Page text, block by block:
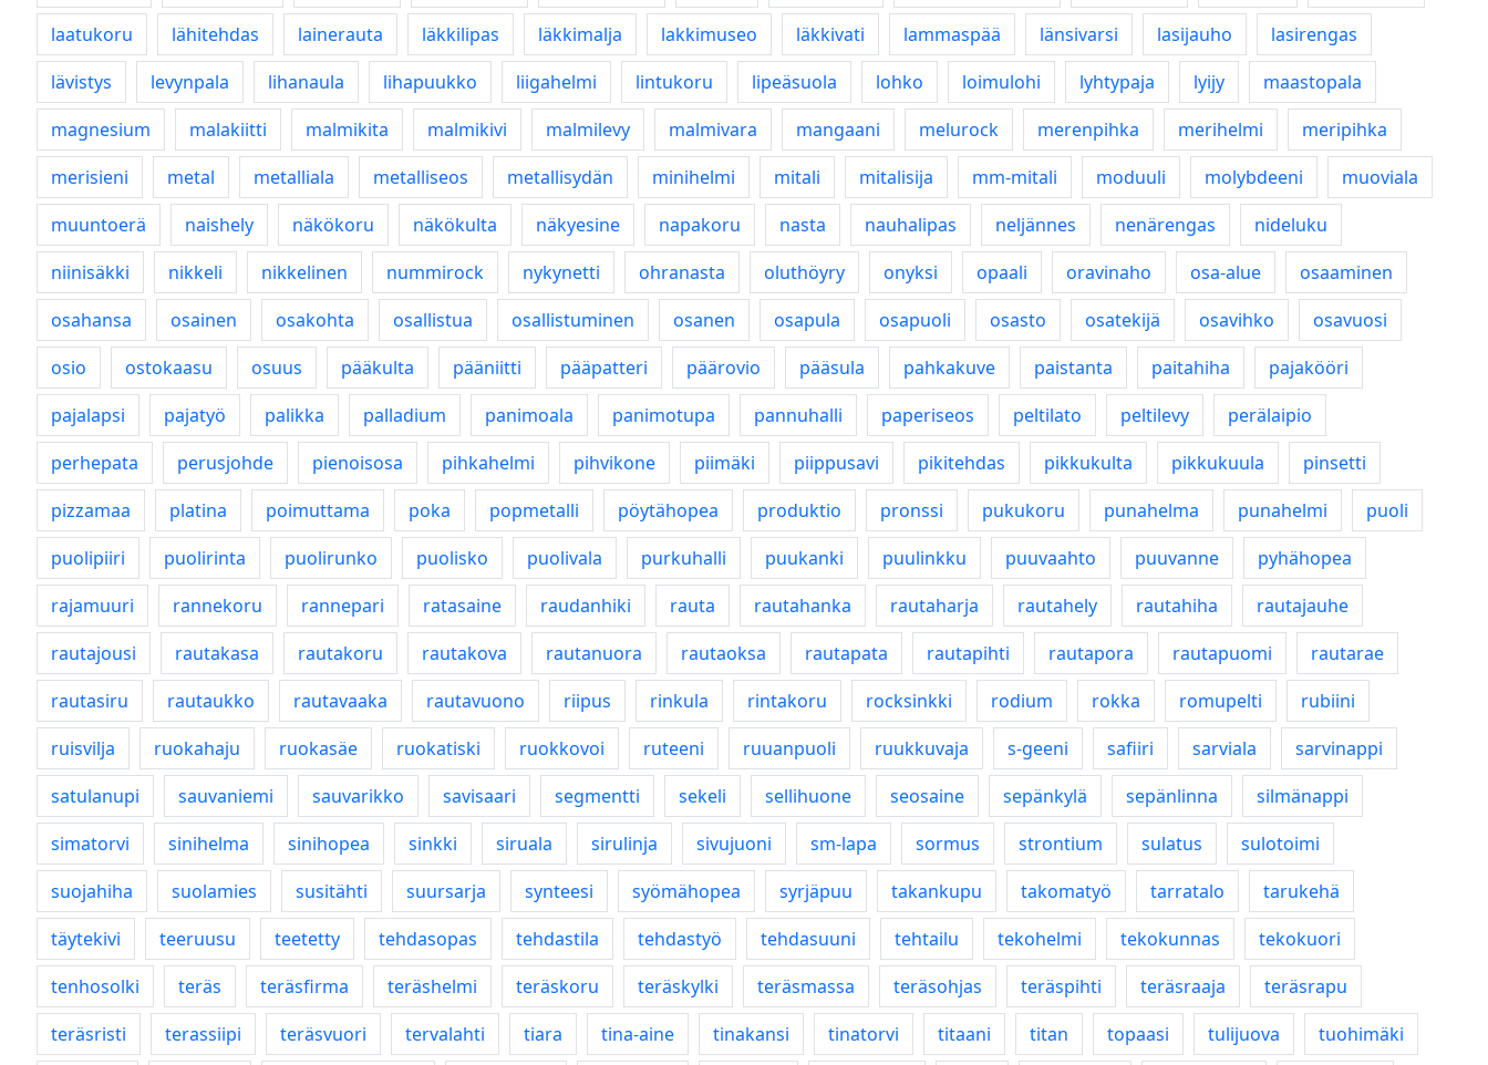
laatukoru
lähitehdas lainerauta läkkilipas läkkimalja lakkimuseo läkkivati lammaspää länsivarsi lasijauho
lasirengas
lävistys
levynpala lihanaula lihapuukko liigahelmi lintukoru lipeäsuola lohko loimulohi lyhtypaja lyijy
maastopala
magnesium
malakiitti malmikita malmikivi malmilevy malmivara mangaani melurock merenpihka merihelmi
meripihka
merisieni
metal metalliala metalliseos metallisydän minihelmi mitali mitalisija mm-mitali moduuli molybdeeni
muoviala
muuntoerä
naishely näkökoru näkökulta näkyesine napakoru nasta nauhalipas neljännes nenärengas
nideluku
niinisäkki
nikkeli nikkelinen nummirock nykynetti ohranasta oluthöyry onyksi opaali oravinaho osa-alue
osaaminen
osahansa
osainen osakohta osallistua osallistuminen osanen osapula osapuoli osasto osatekijä osavihko
osavuosi
osio
ostokaasu osuus pääkulta pääniitti pääpatteri päärovio pääsula pahkakuve paistanta paitahiha
pajakööri
pajalapsi
pajatyö palikka palladium panimoala panimotupa pannuhalli paperiseos peltilato peltilevy
perälaipio
perhepata
perusjohde pienoisosa pihkahelmi pihvikone piimäki piippusavi pikitehdas pikkukulta pikkukuula
pinsetti
pizzamaa
platina poimuttama poka popmetalli pöytähopea produktio pronssi pukukoru punahelma punahelmi
puoli
puolipiiri
puolirinta puolirunko puolisko puolivala purkuhalli puukanki puulinkku puuvaahto puuvanne
pyhähopea
rajamuuri
rannekoru rannepari ratasaine raudanhiki rauta rautahanka rautaharja rautahely rautahiha
rautajauhe
rautajousi
rautakasa rautakoru rautakova rautanuora rautaoksa rautapata rautapihti rautapora rautapuomi
rautarae
rautasiru
rautaukko rautavaaka rautavuono riipus rinkula rintakoru rocksinkki rodium rokka romupelti
rubiini
ruisvilja
ruokahaju ruokasäe ruokatiski ruokkovoi ruteeni ruuanpuoli ruukkuvaja s-geeni safiiri sarviala
sarvinappi
satulanupi
sauvaniemi sauvarikko savisaari segmentti sekeli sellihuone seosaine sepänkylä sepänlinna
silmänappi
simatorvi
sinihelma sinihopea sinkki siruala sirulinja sivujuoni sm-lapa sormus strontium sulatus
sulotoimi
suojahiha
suolamies susitähti suursarja synteesi syömähopea syrjäpuu takankupu takomatyö tarratalo
tarukehä
täytekivi
teeruusu teetetty tehdasopas tehdastila tehdastyö tehdasuuni tehtailu tekohelmi tekokunnas
tekokuori
tenhosolki
teräs teräsfirma teräshelmi teräskoru teräskylki teräsmassa teräsohjas teräspihti teräsraaja
teräsrapu
teräsristi
terassiipi teräsvuori tervalahti tiara tina-aine tinakansi tinatorvi titaani titan topaasi tulijuova tuohimäki